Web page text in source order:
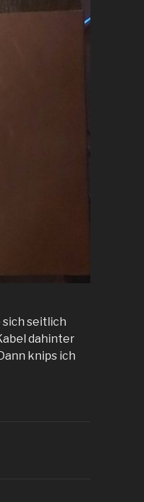
sich seitlich
dahinter
knips ich